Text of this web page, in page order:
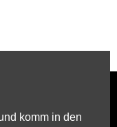
komm in den